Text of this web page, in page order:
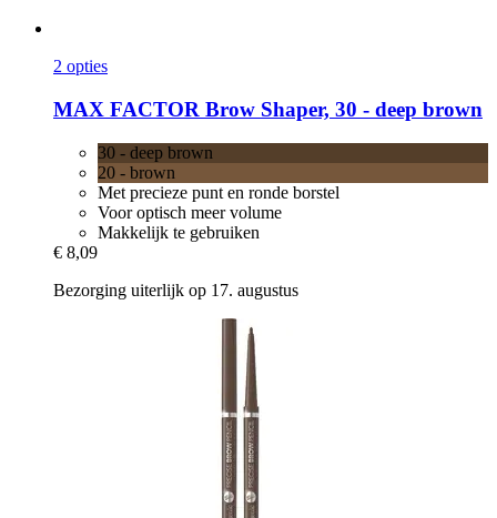
2 opties
MAX FACTOR Brow Shaper, 30 -​ deep brown
30 - deep brown
20 - brown
Met precieze punt en ronde borstel
Voor optisch meer volume
Makkelijk te gebruiken
€ 8,09
Bezorging uiterlijk op 17. augustus